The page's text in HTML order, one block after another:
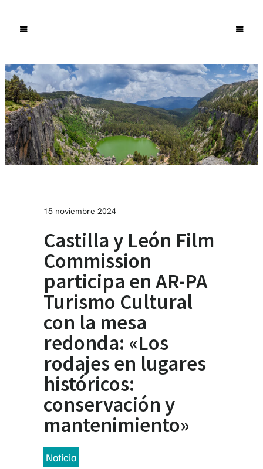
15 noviembre 2024
Castilla y León Film
Commission
participa en AR-PA
Turismo Cultural
con la mesa
redonda: «Los
rodajes en lugares
históricos:
conservación y
mantenimiento»
Noticia